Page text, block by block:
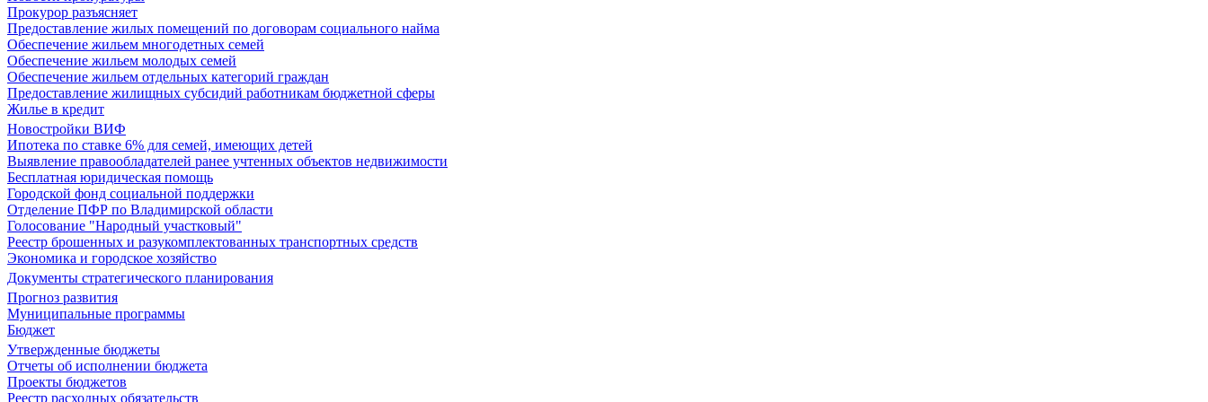
Прокурор разъясняет
Предоставление жилых помещений по договорам социального найма
Обеспечение жильем многодетных семей
Обеспечение жильем молодых семей
Обеспечение жильем отдельных категорий граждан
Предоставление жилищных субсидий работникам бюджетной сферы
Жилье в кредит
Новостройки ВИФ
Ипотека по ставке 6% для семей, имеющих детей
Выявление правообладателей ранее учтенных объектов недвижимости
Бесплатная юридическая помощь
Городской фонд социальной поддержки
Отделение ПФР по Владимирской области
Голосование "Народный участковый"
Реестр брошенных и разукомплектованных транспортных средств
Экономика и городское хозяйство
Документы стратегического планирования
Прогноз развития
Муниципальные программы
Бюджет
Утвержденные бюджеты
Отчеты об исполнении бюджета
Проекты бюджетов
Реестр расходных обязательств